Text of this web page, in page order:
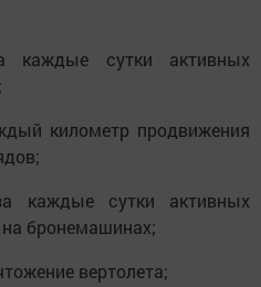
сутки активных
километр продвижения
сутки активных
бронемашинах;
вертолета;